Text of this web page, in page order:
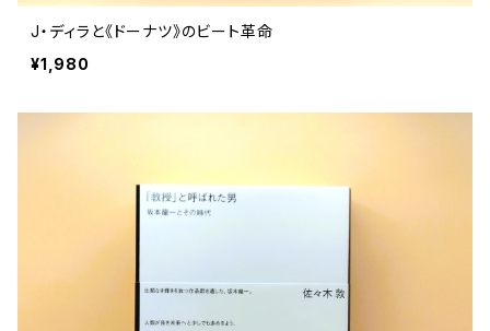
J・ディラと《ドーナツ》のビート革命
¥1,980